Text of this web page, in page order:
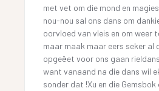
met vet om die mond en
nou-nou sal ons dans om
oorvloed van vleis en om weer
maar maak maar eers seker al
opgeëet voor ons gaan
want vanaand na die dans wil
sonder dat !Xu en die Gemsbok